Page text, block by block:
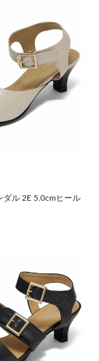
ダル 2E 5.0cmヒール